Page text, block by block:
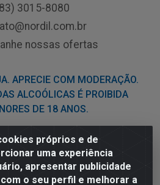
próprios e de
uma experiência
apresentar publicidade
o seu perfil e melhorar a
3015-8080
nossas ofertas
APRECIE COM MODERAÇÃO.
ALCOÓLICAS É PROIBIDA
DE 18 ANOS.
Liberdade, 2738, Bloco F -
- CEP 58.111-400 - CNPJ
0001-41